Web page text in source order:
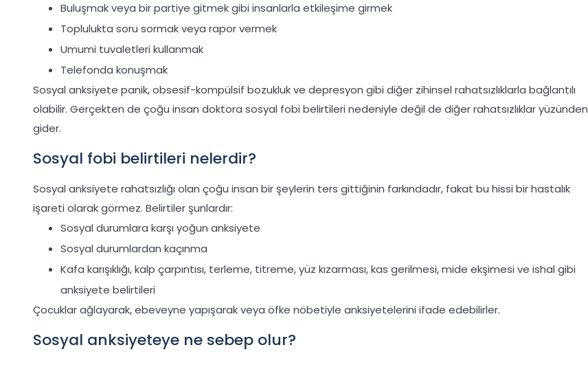
Buluşmak veya bir partiye gitmek gibi insanlarla etkileşime girmek
Toplulukta soru sormak veya rapor vermek
Umumi tuvaletleri kullanmak
Telefonda konuşmak
Sosyal anksiyete panik, obsesif-kompülsif bozukluk ve depresyon gibi diğer zihinsel rahatsızlıklarla bağlantılı
olabilir. Gerçekten de çoğu insan doktora sosyal fobi belirtileri nedeniyle değil de diğer rahatsızlıklar yüzünden
gider.
Sosyal fobi belirtileri nelerdir?
Sosyal anksiyete rahatsızlığı olan çoğu insan bir şeylerin ters gittiğinin farkındadır, fakat bu hissi bir hastalık
işareti olarak görmez. Belirtiler şunlardır:
Sosyal durumlara karşı yoğun anksiyete
Sosyal durumlardan kaçınma
Kafa karışıklığı, kalp çarpıntısı, terleme, titreme, yüz kızarması, kas gerilmesi, mide ekşimesi ve ishal gibi
anksiyete belirtileri
Çocuklar ağlayarak, ebeveyne yapışarak veya öfke nöbetiyle anksiyetelerini ifade edebilirler.
Sosyal anksiyeteye ne sebep olur?